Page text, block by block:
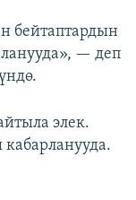
бейтаптардын
— деп
элек.